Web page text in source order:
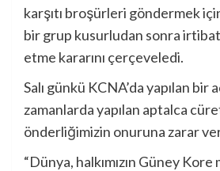
karşıtı broşürleri göndermek
bir grup kusurludan sonra
etme kararını çerçeveledi.
Salı günkü KCNA’da yapılan bir
zamanlarda yapılan aptalca
önderliğimizin onuruna zarar
“Dünya, halkımızın Güney Kore